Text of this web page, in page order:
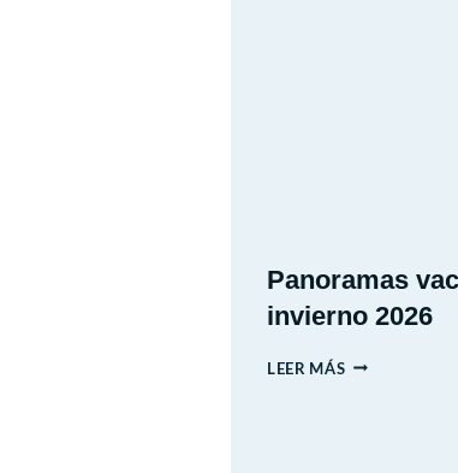
Panoramas
invierno 2026
LEER MÁSPANORAMAS